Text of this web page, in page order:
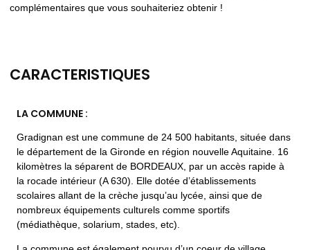
complémentaires que vous souhaiteriez obtenir !
CARACTERISTIQUES
LA COMMUNE :
Gradignan est une commune de 24 500 habitants, située dans
le département de la Gironde en région nouvelle Aquitaine. 16
kilomètres la séparent de BORDEAUX, par un accès rapide à
la rocade intérieur (A 630). Elle dotée d’établissements
scolaires allant de la crèche jusqu’au lycée, ainsi que de
nombreux équipements culturels comme sportifs
(médiathèque, solarium, stades, etc).